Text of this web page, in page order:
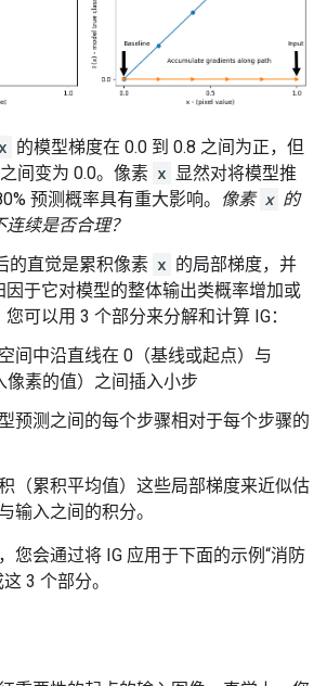
x 的模型梯度在 0.0 到 0.8 之间为正，但
间变为 0.0。像素 x 显然对将模型推
预测概率具有重大影响。
像素 x 的
续是否合理？
的直觉是累积像素 x 的局部梯度，并
因于它对模型的整体输出类概率增加或
可以用 3 个部分来分解和计算 IG：
间中沿直线在 0（基线或起点）与
像素的值）之间插入小步
预测之间的每个步骤相对于每个步骤的
（累积平均值）这些局部梯度来近似估
输入之间的积分。
您会通过将 IG 应用于下面的示例“消防
3 个部分。